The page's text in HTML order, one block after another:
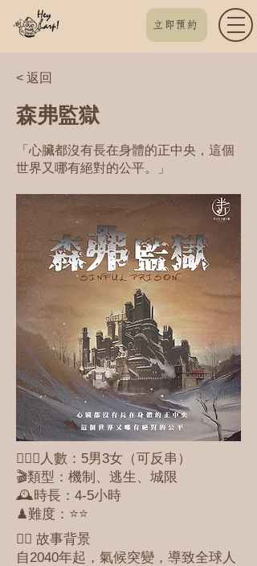
立即預約
< 返回
森弗監獄
「心臟都沒有長在身體的正中央，這個
世界又哪有絕對的公平。」
🕵🏻‍♀️人數：5男3女（可反串）
🎬類型：機制、逃生、城限
🕰時長：4-5小時
♟難度：⭐️⭐️
✍🏼 故事背景
自2040年起，氣候突變，導致全球人